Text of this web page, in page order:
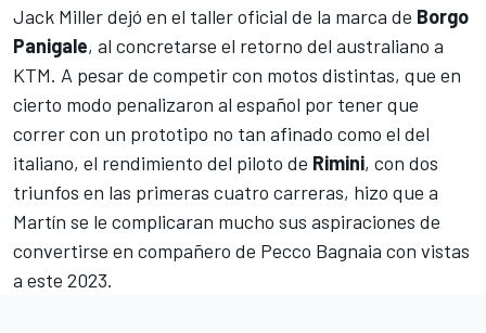
Jack Millerdejó en el taller oficial de la marca de Borgo
Panigale, al concretarse el retorno del australiano a
KTM. A pesar de competir con motos distintas, que en
cierto modo penalizaron al español por tener que
correr con un prototipo no tan afinado como el del
italiano, el rendimiento del piloto de Rimini, con dos
triunfos en las primeras cuatro carreras, hizo que a
Martín se le complicaran mucho sus aspiraciones de
convertirse en compañero de Pecco Bagnaia con vistas
a este 2023.